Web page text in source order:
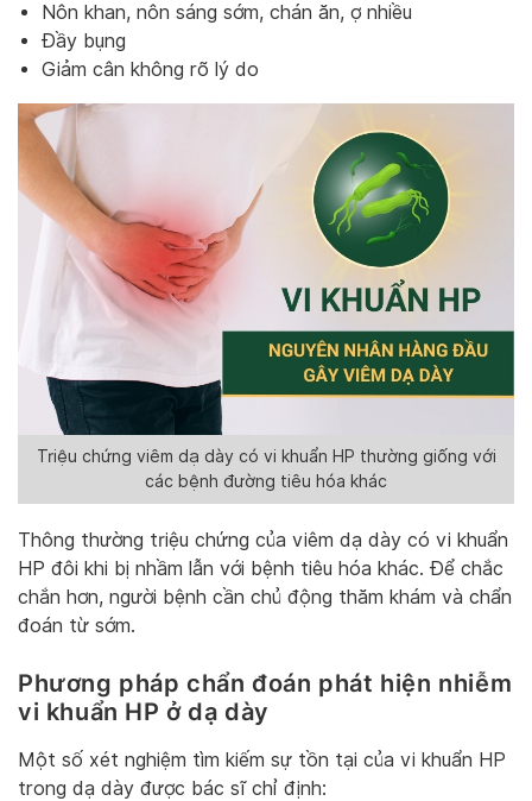
Nôn khan, nôn sáng sớm, chán ăn, ợ nhiều
Đầy bụng
Giảm cân không rõ lý do
Triệu chứng viêm dạ dày có vi khuẩn HP thường giống với
các bệnh đường tiêu hóa khác
Thông thường triệu chứng của viêm dạ dày có vi khuẩn
HP đôi khi bị nhầm lẫn với bệnh tiêu hóa khác. Để chắc
chắn hơn, người bệnh cần chủ động thăm khám và chẩn
đoán từ sớm.
Phương pháp chẩn đoán phát hiện nhiễm
vi khuẩn HP ởdạ dày
Một số xét nghiệm tìm kiếm sự tồn tại của vi khuẩn HP
trong dạ dày được bác sĩ chỉ định: